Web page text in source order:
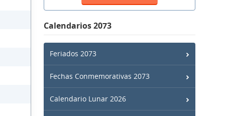
Calendarios 2073
Feriados 2073
Fechas Conmemorativas 2073
Calendario Lunar 2026